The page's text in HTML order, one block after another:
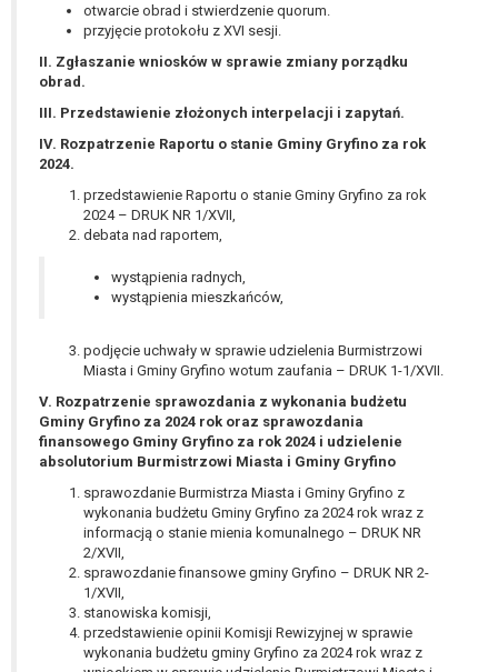
otwarcie obrad i stwierdzenie quorum.
przyjęcie protokołu z XVI sesji.
II. Zgłaszanie wniosków w sprawie zmiany porządku
obrad.
III. Przedstawienie złożonych interpelacji i zapytań.
IV. Rozpatrzenie Raportu o stanie Gminy Gryfino za rok
2024.
przedstawienie Raportu o stanie Gminy Gryfino za rok
2024 – DRUK NR 1/XVII,
debata nad raportem,
wystąpienia radnych,
wystąpienia mieszkańców,
podjęcie uchwały w sprawie udzielenia Burmistrzowi
Miasta i Gminy Gryfino wotum zaufania – DRUK 1-1/XVII.
V. Rozpatrzenie sprawozdania z wykonania budżetu
Gminy Gryfino za 2024 rok oraz sprawozdania
finansowego Gminy Gryfino za rok 2024 i udzielenie
absolutorium Burmistrzowi Miasta i Gminy Gryfino
sprawozdanie Burmistrza Miasta i Gminy Gryfino z
wykonania budżetu Gminy Gryfino za 2024 rok wraz z
informacją o stanie mienia komunalnego – DRUK NR
2/XVII,
sprawozdanie finansowe gminy Gryfino – DRUK NR 2-
1/XVII,
stanowiska komisji,
przedstawienie opinii Komisji Rewizyjnej w sprawie
wykonania budżetu gminy Gryfino za 2024 rok wraz z
wykonania zadania realizowanego w
interesie publicznym lub w ramach
sprawowania władzy publicznej
niezbędność przetwarzania do celów
uzasadnionych interesów
lub przez stronę trzecią.
Z przyczyn związanych z Pani/Pana
sprzeciwu, administrator nie może już
przetwarzać tych danych osobowych, chyba
uzasadnionych podstaw do przetwarzania,
nadrzędnych wobec interesów, praw i
wolności osoby, której dane dotyczą, lub
podstaw do ustalenia, dochodzenia lub
obrony roszczeń.
W przypadku gdy przetwarzanie danych
osobowych odbywa się na podstawie zgody osoby
na przetwarzanie danych osobowych (art. 6 ust. 1
lit a RODO), przysługuje Pani/Panu prawo do
cofnięcia tej zgody w dowolnym momencie.
Cofnięcie to nie ma wpływu na zgodność
przetwarzania, którego dokonano na podstawie